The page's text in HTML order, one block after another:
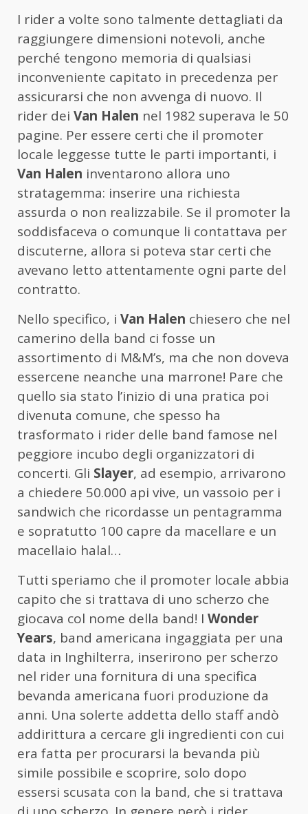
I rider a volte sono talmente dettagliati da
raggiungere dimensioni notevoli, anche
perché tengono memoria di qualsiasi
inconveniente capitato in precedenza per
assicurarsi che non avvenga di nuovo. Il
rider dei Van Halen nel 1982 superava le 50
pagine. Per essere certi che il promoter
locale leggesse tutte le parti importanti, i
Van Halen inventarono allora uno
stratagemma: inserire una richiesta
assurda o non realizzabile. Se il promoter la
soddisfaceva o comunque li contattava per
discuterne, allora si poteva star certi che
avevano letto attentamente ogni parte del
contratto.
Nello specifico, i Van Halen chiesero che nel
camerino della band ci fosse un
assortimento di M&M’s, ma che non doveva
essercene neanche una marrone! Pare che
quello sia stato l’inizio di una pratica poi
divenuta comune, che spesso ha
trasformato i rider delle band famose nel
peggiore incubo degli organizzatori di
concerti. Gli Slayer, ad esempio, arrivarono
a chiedere 50.000 api vive, un vassoio per i
sandwich che ricordasse un pentagramma
e sopratutto 100 capre da macellare e un
macellaio halal…
Tutti speriamo che il promoter locale abbia
capito che si trattava di uno scherzo che
giocava col nome della band! I Wonder
Years, band americana ingaggiata per una
data in Inghilterra, inserirono per scherzo
nel rider una fornitura di una specifica
bevanda americana fuori produzione da
anni. Una solerte addetta dello staff andò
addirittura a cercare gli ingredienti con cui
era fatta per procurarsi la bevanda più
simile possibile e scoprire, solo dopo
essersi scusata con la band, che si trattava